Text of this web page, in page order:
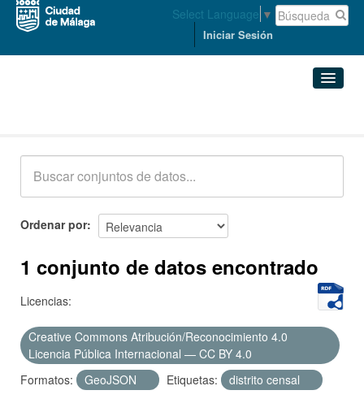
Select Language ▼
Iniciar Sesión
Acerca de
Ordenar por
1 conjunto de datos encontrado
Licencias:
Creative Commons Atribución/Reconocimiento 4.0
Licencia Pública Internacional — CC BY 4.0
Formatos:
GeoJSON Etiquetas: distrito censal